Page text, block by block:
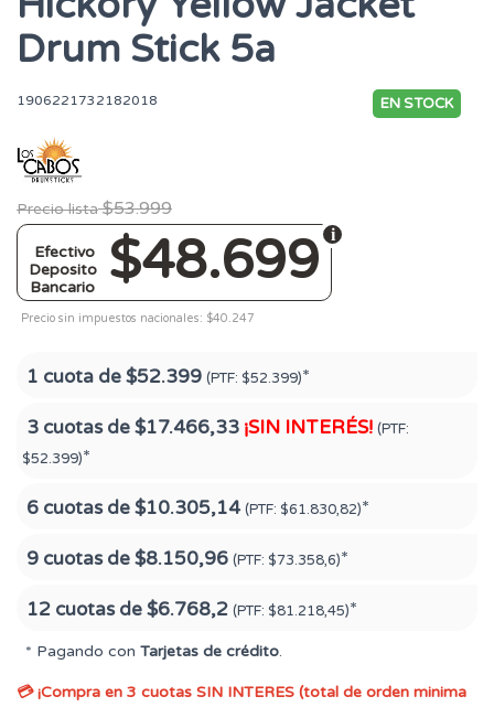
Drum Stick 5a
1906221732182018 EN STOCK
Precio lista $53.999
$48.699
Efectivo
Deposito
Bancario
Precio sin impuestos nacionales: $40.247
1 cuota de$52.399 (PTF: $52.399)*
3 cuotas de$17.466,33 ¡SIN INTERÉS! (PTF:
$52.399)*
6 cuotas de$10.305,14 (PTF: $61.830,82)*
9 cuotas de$8.150,96 (PTF: $73.358,6)*
12 cuotas de$6.768,2 (PTF: $81.218,45)*
* Pagando con Tarjetas de crédito.
💳 ¡Compra en 3 cuotas SIN INTERES (total de orden minima